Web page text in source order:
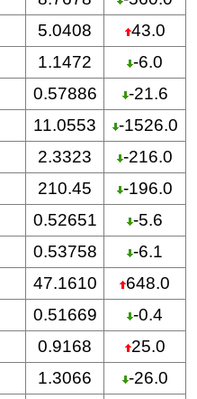
5.0408
43.0
1.1472
-6.0
0.57886
-21.6
11.0553
-1526.0
2.3323
-216.0
210.45
-196.0
0.52651
-5.6
0.53758
-6.1
47.1610
648.0
0.51669
-0.4
0.9168
25.0
1.3066
-26.0